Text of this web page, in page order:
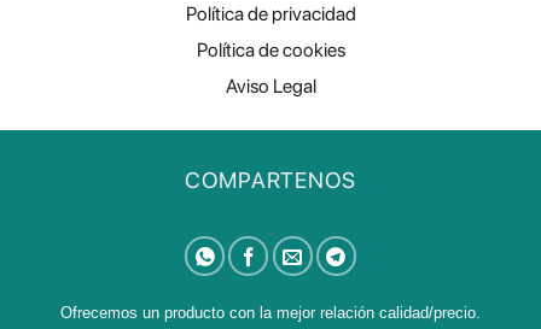
Política de privacidad
Política de cookies
Aviso Legal
COMPARTENOS
Ofrecemos un producto con la mejor relación calidad/precio.